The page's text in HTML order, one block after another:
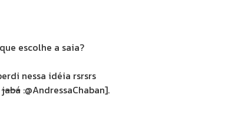
escolhe a saia?
nessa idéia rsrsrs
jabá:@AndressaChaban].